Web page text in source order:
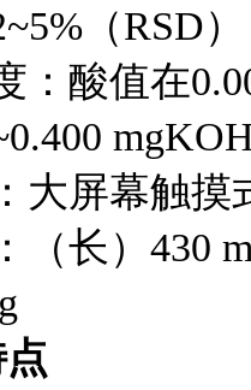
（RSD）
：酸值在
大屏幕触
（长）430